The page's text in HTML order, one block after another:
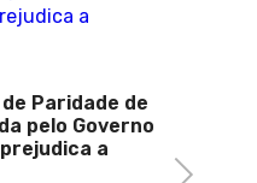
Paridade de
pelo Governo
a
Next